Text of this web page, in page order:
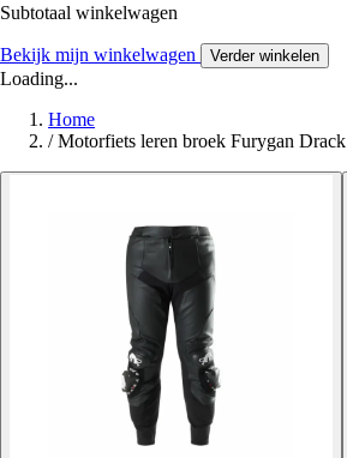
Subtotaal winkelwagen
Bekijk mijn winkelwagen Verder winkelen
Loading...
Home
/ Motorfiets leren broek Furygan Drack